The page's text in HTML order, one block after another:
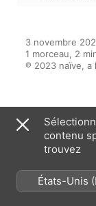
3 novembre
1 morceau, 2
℗ 2023 naïve, a
Sur l’album
contenu
trouvez
États-Unis
France)